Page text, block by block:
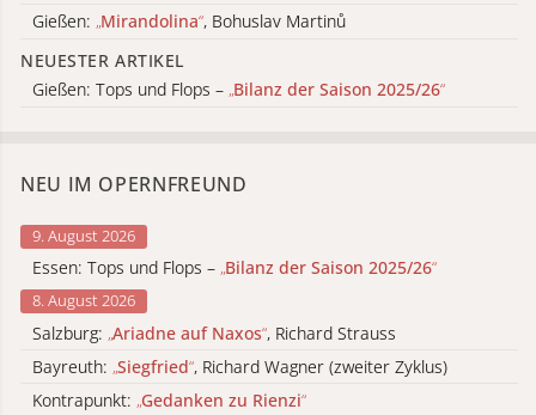
Gießen: „Mirandolina“, Bohuslav Martinů
NEUESTER ARTIKEL
Gießen: Tops und Flops – „Bilanz der Saison 2025/26“
NEU IM OPERNFREUND
9. August 2026
Essen: Tops und Flops – „Bilanz der Saison 2025/26“
8. August 2026
Salzburg: „Ariadne auf Naxos“, Richard Strauss
Bayreuth: „Siegfried“, Richard Wagner (zweiter Zyklus)
Kontrapunkt: „Gedanken zu Rienzi“